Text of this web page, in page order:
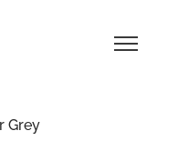
Grey